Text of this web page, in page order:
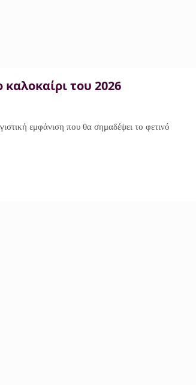
του 2026
εμφάνιση που θα σημαδέψει το φετινό